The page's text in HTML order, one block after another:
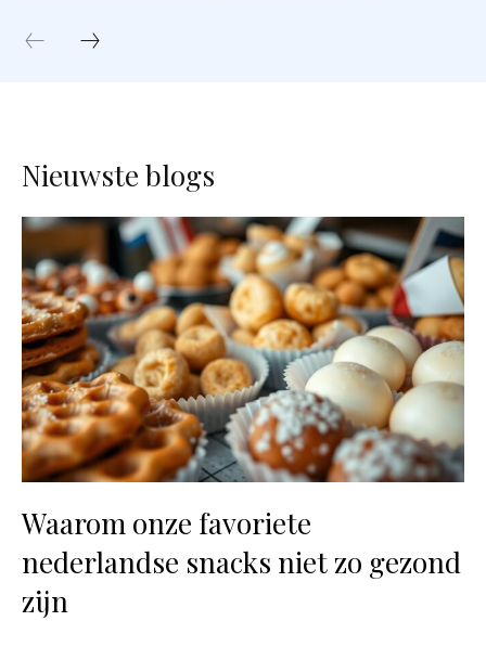
Nieuwste blogs
Waarom onze favoriete
nederlandse snacks niet zo gezond
zijn